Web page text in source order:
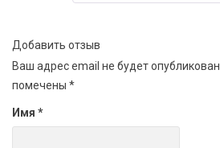
Добавить отзыв
Ваш адрес email не будет опубликован.
помечены *
Имя *